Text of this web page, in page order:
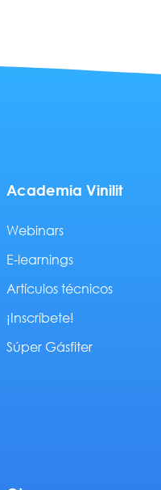
Academia Vinilit
Webinars
E-learnings
Artículos técnicos
¡Inscríbete!
Súper Gásfiter